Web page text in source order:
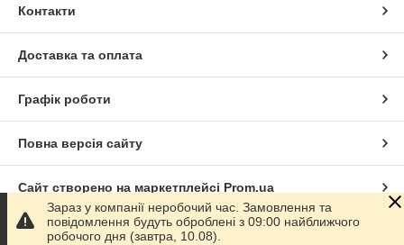
Контакти
Доставка та оплата
Графік роботи
Повна версія сайту
Сайт створено на маркетплейсі Prom.ua
Політика конфіденційності
Зараз у компанії неробочий час. Замовлення та
повідомлення будуть оброблені з 09:00 найближчого
робочого дня (завтра, 10.08).